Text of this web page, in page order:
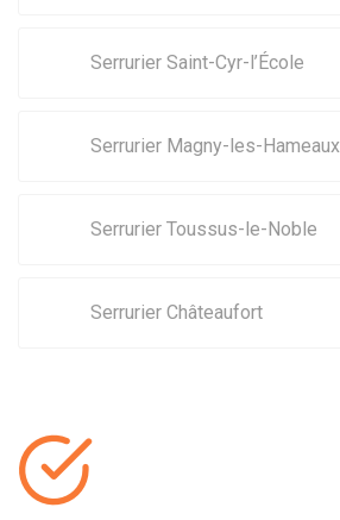
Serrurier Saint-Cyr-l’École
Serrurier Magny-les-Hameaux
Serrurier Toussus-le-Noble
Serrurier Châteaufort